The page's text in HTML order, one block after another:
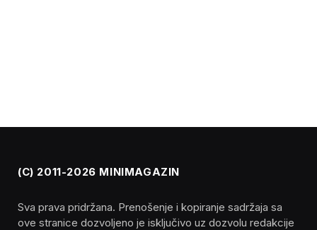
(C) 2011-2026 MINIMAGAZIN
Sva prava pridržana. Prenošenje i kopiranje sadržaja sa
ove stranice dozvoljeno je isključivo uz dozvolu redakcije